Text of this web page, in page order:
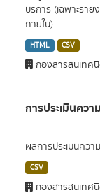
บริการ (เฉพาะรา
ภายใน)
HTML CSV
กองสารสนเทศ
การประเมินคว
ผลการประเมินคว
CSV
กองสารสนเทศ